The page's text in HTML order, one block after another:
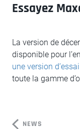
Essayez
La version de
disponible pour
une version
toute la gamme
NEWS